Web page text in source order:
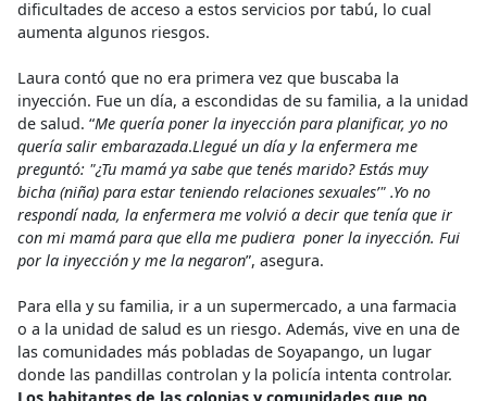
dificultades de acceso a estos servicios por tabú, lo cual
aumenta algunos riesgos.
Laura contó que no era primera vez que buscaba la
inyección. Fue un día, a escondidas de su familia, a la unidad
de salud. “Me quería poner la inyección para planificar, yo no
quería salir embarazada.Llegué un día y la enfermera me
preguntó: "¿Tu mamá ya sabe que tenés marido? Estás muy
bicha (niña) para estar teniendo relaciones sexuales’" .Yo no
respondí nada, la enfermera me volvió a decir que tenía que ir
con mi mamá para que ella me pudiera poner la inyección. Fui
por la inyección y me la negaron”, asegura.
Para ella y su familia, ir a un supermercado, a una farmacia
o a la unidad de salud es un riesgo. Además, vive en una de
las comunidades más pobladas de Soyapango, un lugar
donde las pandillas controlan y la policía intenta controlar.